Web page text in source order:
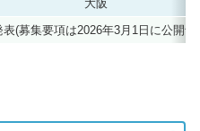
大阪
表(募集要項は2026年3月1日に公開予